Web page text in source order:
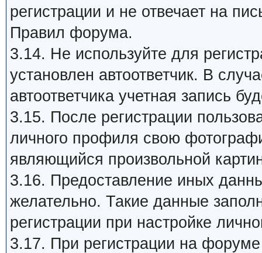
регистрации и не отвечает на
Правил форума.
3.14. Не используйте для
установлен автоответчик. В
автоответчика учетная запись
3.15. После регистрации
личного профиля свою
являющийся произвольной
3.16. Предоставление иных
желательно. Такие данные
регистрации при настройке
3.17. При регистрации на